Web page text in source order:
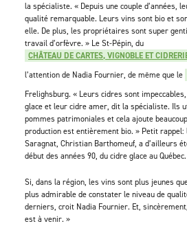
la spécialiste. « Depuis une couple d’années,
qualité remarquable. Leurs vins sont bio et
elle. De plus, les propriétaires sont super
travail d’orfèvre. » Le St-Pépin, du
CHÂTEAU DE CARTES, VIGNOBLE ET
l’attention de Nadia Fournier, de même que le
Frelighsburg. « Leurs cidres sont
glace et leur cidre amer, dit la spécialiste. Ils
pommes patrimoniales et cela ajoute
production est entièrement bio. » Petit rappel:
Saragnat, Christian Barthomeuf, a d’ailleurs
début des années 90, du cidre glace au Québec.
Si, dans la région, les vins sont plus jeunes
plus admirable de constater le niveau de
derniers, croit Nadia Fournier. Et,
est à venir. »